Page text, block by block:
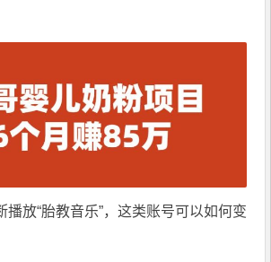
播放“胎教音乐”，这类账号可以如何变